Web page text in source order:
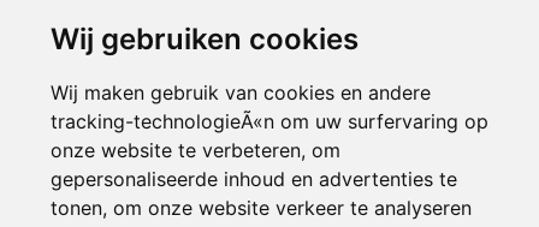
Wij gebruiken cookies
Wij maken gebruik van cookies en andere
tracking-technologieÃ«n om uw surfervaring op
onze website te verbeteren, om
gepersonaliseerde inhoud en advertenties te
tonen, om onze website verkeer te analyseren